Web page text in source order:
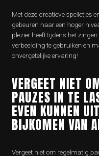
Met deze creatieve spelletjes
gebeuren naar een hoger
plezier heeft tijdens het
verbeelding te gebruiken en
onvergetelijke ervaring!
VERGEET NIET
PAUZES IN TE
EVEN KUNNEN
BIJKOMEN VAN
Vergeet niet om regelmatig